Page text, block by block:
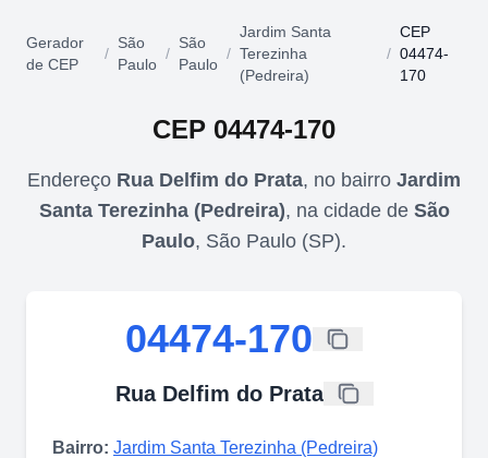
Gerador
de CEP
/
São
Paulo
/
São
Paulo
/
Jardim Santa
Terezinha
(Pedreira)
/
CEP
04474-
170
CEP 04474-170
Endereço Rua Delfim do Prata, no bairro Jardim
Santa Terezinha (Pedreira), na cidade de São
Paulo, São Paulo (SP).
04474-170
Rua Delfim do Prata
Bairro: Jardim Santa Terezinha (Pedreira)